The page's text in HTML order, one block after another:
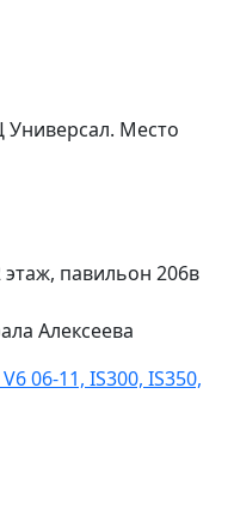
Универсал. Место
павильон 206в
Алексеева
06-11, IS300, IS350,